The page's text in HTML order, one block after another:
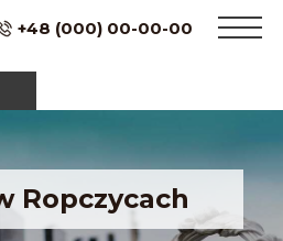
+48 (000) 00-00-00
Ropczycach